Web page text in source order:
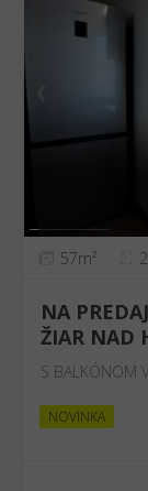
57m² 2
NA
ŽIAR NAD
S BALKÓNOM
NOVINKA